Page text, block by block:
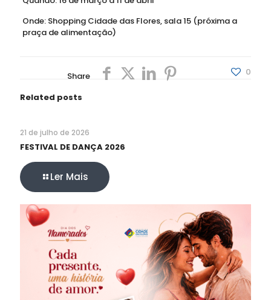
Onde: Shopping Cidade das Flores, sala 15 (próxima a
praça de alimentação)
Share 0
Related posts
21 de julho de 2026
FESTIVAL DE DANÇA 2026
Ler Mais